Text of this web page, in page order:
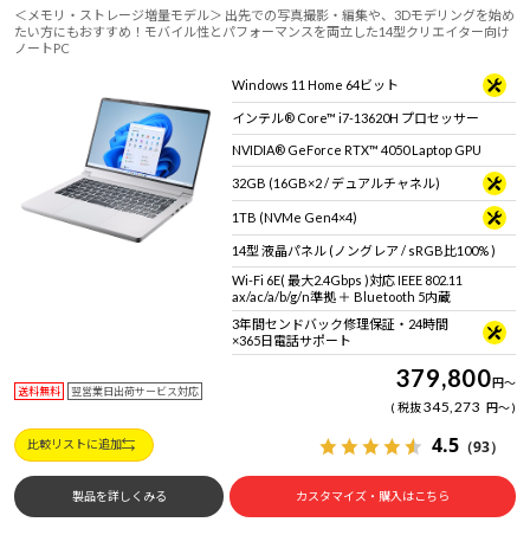
＜メモリ・ストレージ増量モデル＞ 出先での写真撮影・編集や、3Dモデリングを始め
たい方にもおすすめ！モバイル性とパフォーマンスを両立した14型クリエイター向け
ノートPC
Windows 11 Home 64ビット
インテル® Core™ i7-13620H プロセッサー
NVIDIA® GeForce RTX™ 4050 Laptop GPU
32GB (16GB×2 / デュアルチャネル)
1TB (NVMe Gen4×4)
14型 液晶パネル (ノングレア / sRGB比100% )
Wi-Fi 6E( 最大2.4Gbps )対応 IEEE 802.11
ax/ac/a/b/g/n準拠 ＋ Bluetooth 5内蔵
3年間センドバック修理保証・24時間
×365日電話サポート
送料無料 翌営業日出荷サービス対応 379,800円～
税抜345,273 円～
比較リストに追加 4.5 （93）
製品を詳しくみる カスタマイズ・購入はこちら